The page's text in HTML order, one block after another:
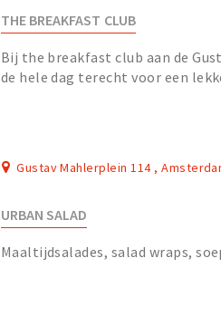
THE BREAKFAST CLUB
Bij the breakfast club aan de
de hele dag terecht voor een
Gustav Mahlerplein 114 ,
URBAN SALAD
Maaltijdsalades, salad wraps,